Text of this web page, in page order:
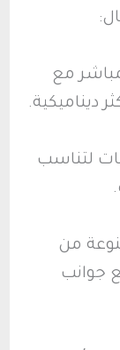
مع
ديناميكية.
لتناسب
من
جوانب